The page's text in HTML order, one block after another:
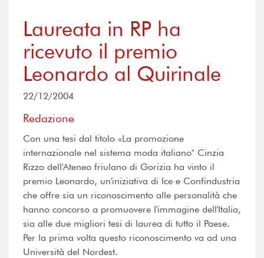
Laureata in RP ha
ricevuto il premio
Leonardo al Quirinale
22/12/2004
Redazione
Con una tesi dal titolo «La promozione
internazionale nel sistema moda italiano" Cinzia
Rizzo dell'Ateneo friulano di Gorizia ha vinto il
premio Leonardo, un'iniziativa di Ice e Confindustria
che offre sia un riconoscimento alle personalità che
hanno concorso a promuovere l'immagine dell'Italia,
sia alle due migliori tesi di laurea di tutto il Paese.
Per la prima volta questo riconoscimento va ad una
Università del Nordest.